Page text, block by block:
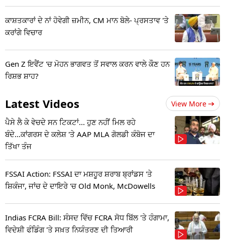
ਕਾਸ਼ਤਕਾਰਾਂ ਦੇ ਨਾਂ ਹੋਵੇਗੀ ਜ਼ਮੀਨ, CM ਮਾਨ ਬੋਲੇ- ਪ੍ਰਸਤਾਵ 'ਤੇ
ਕਰਾਂਗੇ ਵਿਚਾਰ
Gen Z ਇਵੈਂਟ 'ਚ ਮੋਹਨ ਭਾਗਵਤ ਤੋਂ ਸਵਾਲ ਕਰਨ ਵਾਲੇ ਕੌਣ ਹਨ
ਰਿਸ਼ਭ ਸ਼ਾਹ?
Latest Videos View More
ਪੈਸੇ ਲੈ ਕੇ ਵੇਚਦੇ ਸਨ ਟਿਕਟਾਂ... ਹੁਣ ਨਹੀਂ ਮਿਲ ਰਹੇ
ਬੰਦੇ...ਕਾਂਗਰਸ ਦੇ ਕਲੇਸ਼ 'ਤੇ AAP MLA ਗੋਲਡੀ ਕੰਬੋਜ ਦਾ
ਤਿੱਖਾ ਤੰਜ
FSSAI Action: FSSAI ਦਾ ਮਸ਼ਹੂਰ ਸ਼ਰਾਬ ਬ੍ਰਾਂਡਸ 'ਤੇ
ਸ਼ਿਕੰਜਾ, ਜਾਂਚ ਦੇ ਦਾਇਰੇ 'ਚ Old Monk, McDowells
Indias FCRA Bill: ਸੰਸਦ ਵਿੱਚ FCRA ਸੋਧ ਬਿੱਲ 'ਤੇ ਹੰਗਾਮਾ,
ਵਿਦੇਸ਼ੀ ਫੰਡਿੰਗ 'ਤੇ ਸਖ਼ਤ ਨਿਯੰਤਰਣ ਦੀ ਤਿਆਰੀ